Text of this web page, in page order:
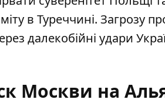
в Туреччині. Загрозу
далекобійні удари
Москви на